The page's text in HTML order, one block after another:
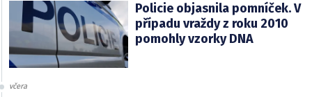
Policie objasnila pomníček. V
případu vraždy z roku 2010
pomohly vzorky DNA
včera